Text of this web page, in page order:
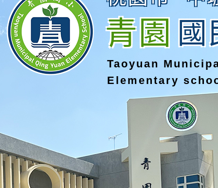
青園國
Taoyuan
Elementary